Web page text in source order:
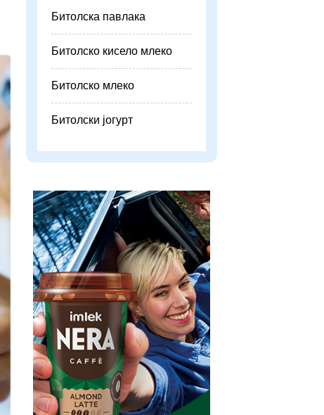
Битолска павлака
Битолско кисело млеко
Битолско млеко
Битолски јогурт